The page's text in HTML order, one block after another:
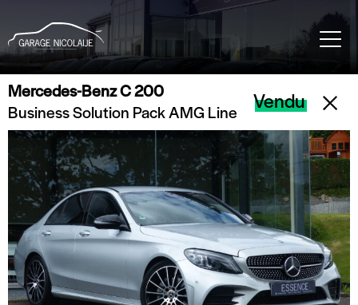
Mercedes-Benz C 200
Business Solution Pack AMG Line
Vendu